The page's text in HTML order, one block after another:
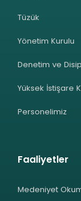
Tüzük
Yönetim Kurulu
Denetim ve
Yüksek İstişare
Personelimiz
Faaliyetler
Medeniyet